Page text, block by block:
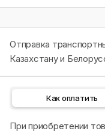
Отправка
Казахстану и
Как оплатить
При приобретении